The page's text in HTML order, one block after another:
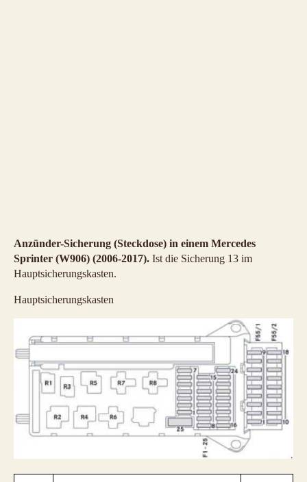
Anzünder-Sicherung (Steckdose) in einem Mercedes
Sprinter (W906) (2006-2017). Ist die Sicherung 13 im
Hauptsicherungskasten.
Hauptsicherungskasten